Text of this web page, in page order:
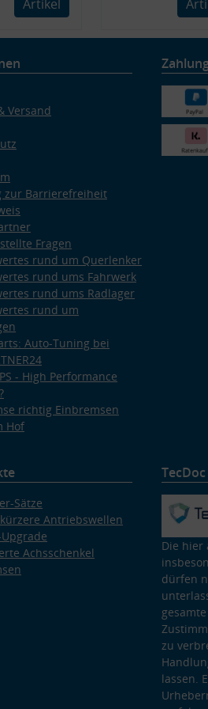
Artikel
Versand
zur Barrierefreiheit
Fragen
rund um Querlenker
rund ums Fahrwerk
rund ums Radlager
rund um
Auto-Tuning bei
- High Performance
richtig Einbremsen
Hof
Sätze
Antriebswellen
Achsschenkel
Die hier
dürfen
zu
lassen.